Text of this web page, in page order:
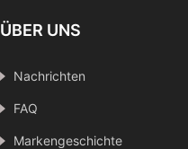
ÜBER UNS
Nachrichten
FAQ
Markengeschichte